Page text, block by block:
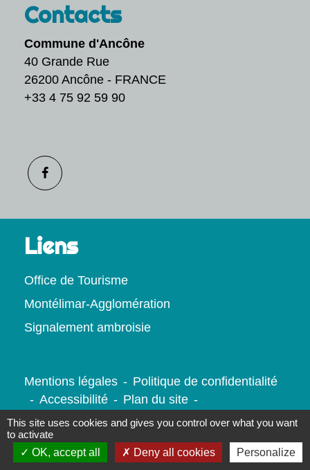
Contacts
Commune d'Ancône
40 Grande Rue
26200 Ancône - FRANCE
+33 4 75 92 59 90
Liens
Office de Tourisme
Montélimar-Agglomération
Signalement ambroisie
Mentions légales - Politique de confidentialité
- Accessibilité - Plan du site -
Gestion des cookies
Site créé en partenariat avec Réseau des Communes
This site uses cookies and gives you control over what you want
to activate
OK, accept all
Deny all cookies Personalize